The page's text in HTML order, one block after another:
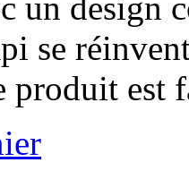
un design
se
produit est